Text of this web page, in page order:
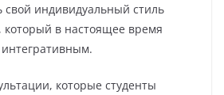
свой индивидуальный стиль
который в настоящее время
которые студенты